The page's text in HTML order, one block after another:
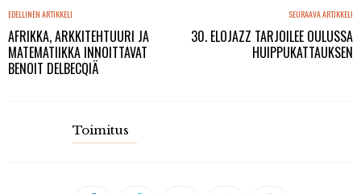
EDELLINEN ARTIKKELI
AFRIKKA, ARKKITEHTUURI JA
MATEMATIIKKA INNOITTAVAT
BENOIT DELBECQIÄ
SEURAAVA ARTIKKELI
30. ELOJAZZ TARJOILEE OULUSSA
HUIPPUKATTAUKSEN
Toimitus